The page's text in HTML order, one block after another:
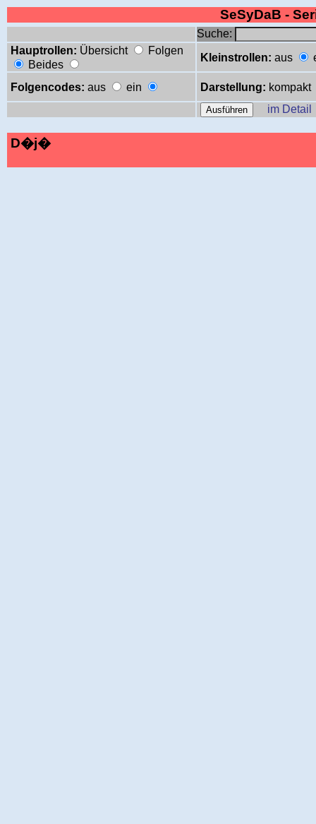
SeSyDaB -
Suche:
Hauptrollen: Übersicht
Folgen
Beides
Kleinstrollen: aus
Folgencodes: aus ein Darstellung: kompakt
im Detail
D�j�